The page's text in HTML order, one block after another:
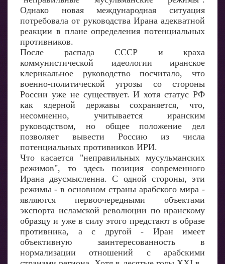
Однако новая международная ситуация
потребовала от руководства Ирана адекватной
реакции в плане определения потенциальных
противников.
После распада СССР и краха
коммунистической идеологии иранское
клерикальное руководство посчитало, что
военно-политической угрозы со стороны
России уже не существует. И хотя статус РФ
как ядерной державы сохраняется, что,
несомненно, учитывается иранским
руководством, но общее положение дел
позволяет вывести Россию из числа
потенциальных противников ИРИ.
Что касается "неправильных мусульманских
режимов", то здесь позиция современного
Ирана двусмысленна. С одной стороны, эти
режимы - в основном страны арабского мира -
являются первоочередными объектами
экспорта исламской революции по иранскому
образцу и уже в силу этого предстают в образе
противника, а с другой - Иран имеет
объективную заинтересованность в
нормализации отношений с арабскими